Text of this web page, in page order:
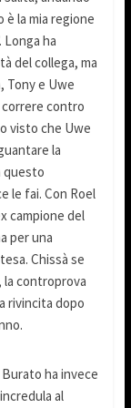
è la mia regione
Longa ha
del collega, ma
Tony e Uwe
correre contro
visto che Uwe
la
questo
le fai. Con Roel
campione del
per una
Chissà se
la controprova
rivincita dopo
Burato ha invece
al